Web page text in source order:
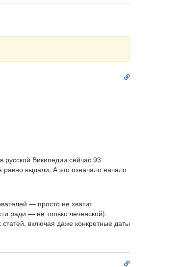
Ссылка
Википедии сейчас 93
выдали. А это означало начало
— просто не хватит
ради — не только чеченской).
включая даже конкретные даты
Ссылка